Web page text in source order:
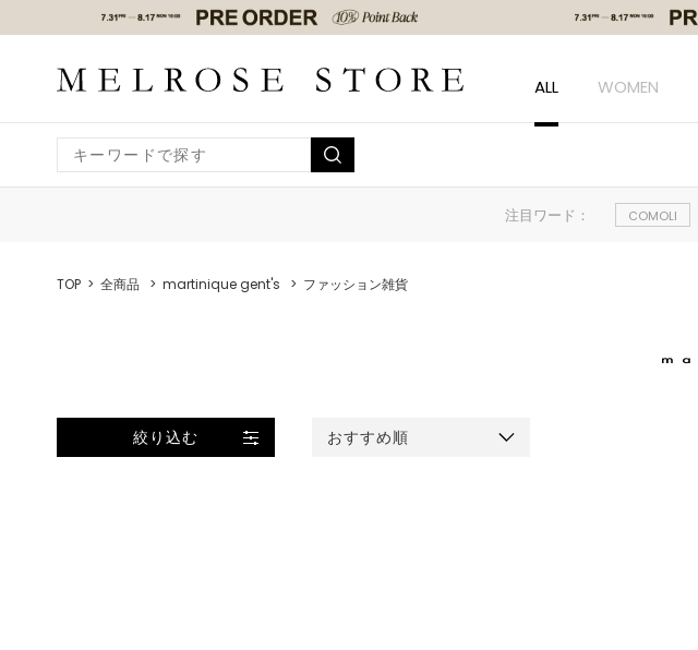
ALL WOMEN
注目ワード： COMOLI
TOP 全商品 martinique gent's ファッション雑貨
絞り込む おすすめ順